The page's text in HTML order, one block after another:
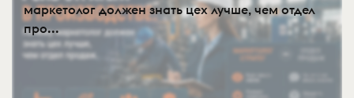
маркетолог должен знать цех лучше, чем отдел
про...